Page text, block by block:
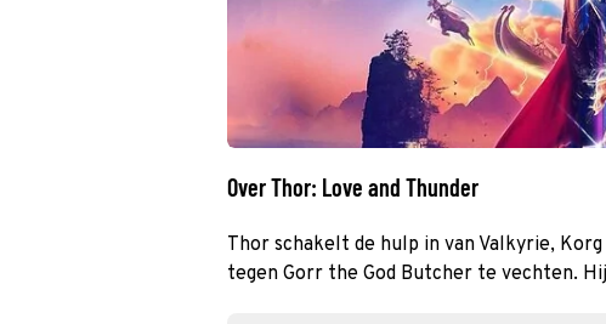
Over Thor: Love and Thunder
Thor schakelt de hulp in van Valkyrie,
tegen Gorr the God Butcher te vechten.